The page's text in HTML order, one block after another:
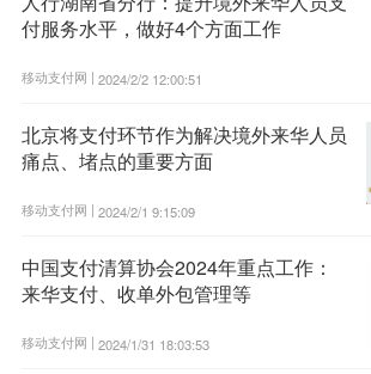
付服务水平，做好4个方面工作
移动支付网 | 2024/2/2 12:00:51
北京将支付环节作为解决境外来华人员
痛点、堵点的重要方面
移动支付网 | 2024/2/1 9:15:09
中国支付清算协会2024年重点工作：
来华支付、收单外包管理等
移动支付网 | 2024/1/31 18:03:53